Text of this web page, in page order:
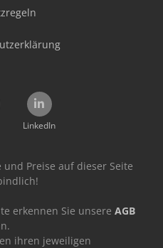
LinkedIn
Preise auf dieser Seite
erkennen Sie unsere AGB
ihren jeweiligen